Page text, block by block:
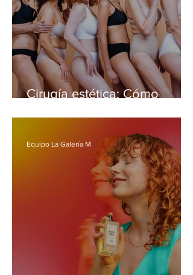
Cirugía estética: Cómo
cada etapa de la vida
Equipo La Galería M